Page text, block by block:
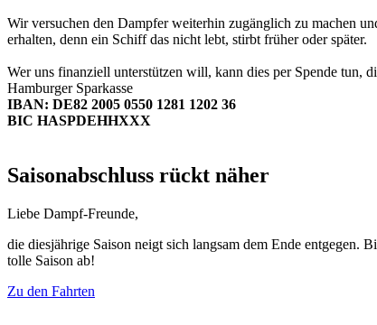
Wir versuchen den Dampfer weiterhin zugänglich zu machen
erhalten, denn ein Schiff das nicht lebt, stirbt früher oder später.
Wer uns finanziell unterstützen will, kann dies per Spende tun,
Hamburger Sparkasse
IBAN: DE82 2005 0550 1281 1202 36
BIC HASPDEHHXXX
Saisonabschluss rückt näher
Liebe Dampf-Freunde,
die diesjährige Saison neigt sich langsam dem Ende entgegen.
tolle Saison ab!
Zu den Fahrten